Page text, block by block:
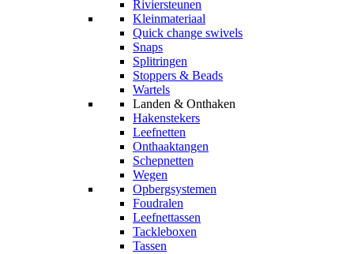
Riviersteunen
Kleinmateriaal
Quick change swivels
Snaps
Splitringen
Stoppers & Beads
Wartels
Landen & Onthaken
Hakenstekers
Leefnetten
Onthaaktangen
Schepnetten
Wegen
Opbergsystemen
Foudralen
Leefnettassen
Tackleboxen
Tassen